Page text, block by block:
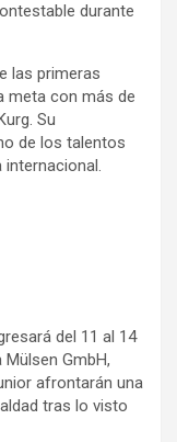
durante
las primeras
meta con más de
Su
de los talentos
del 11 al 14
GmbH,
afrontarán una
tras lo visto